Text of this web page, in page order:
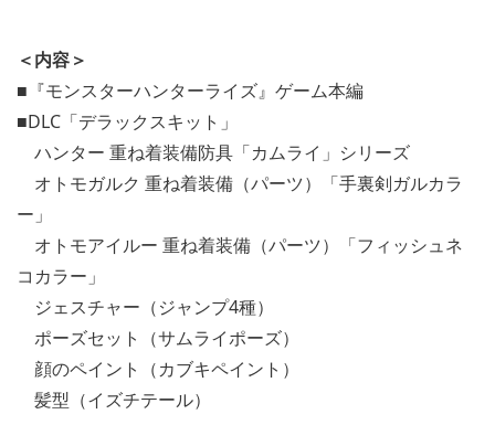
＜内容＞
■『モンスターハンターライズ』ゲーム本編
■DLC「デラックスキット」
ハンター 重ね着装備防具「カムライ」シリーズ
オトモガルク 重ね着装備（パーツ）「手裏剣ガルカラ
ー」
オトモアイルー 重ね着装備（パーツ）「フィッシュネ
コカラー」
ジェスチャー（ジャンプ4種）
ポーズセット（サムライポーズ）
顔のペイント（カブキペイント）
髪型（イズチテール）